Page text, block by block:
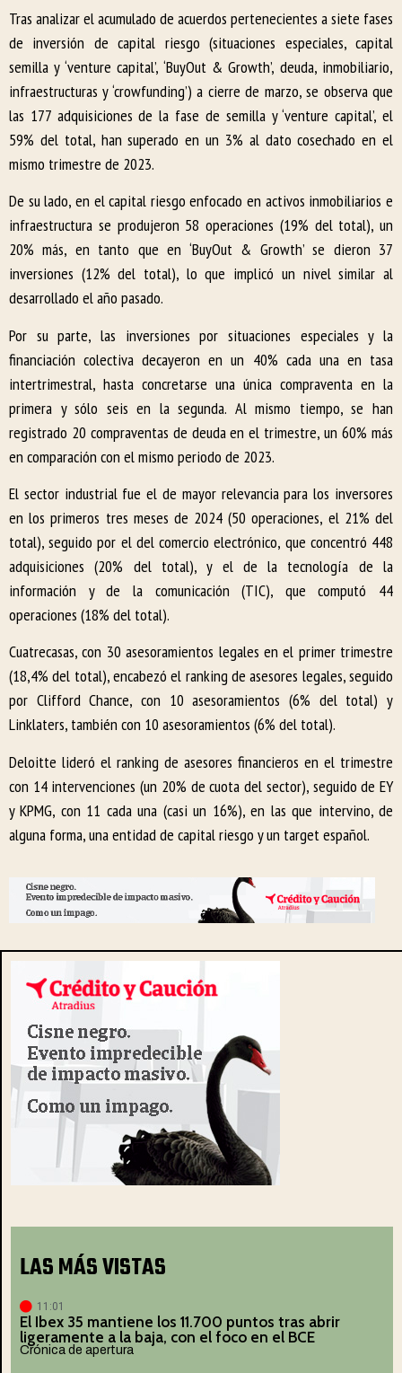
Tras analizar el acumulado de acuerdos pertenecientes a siete fases
de inversión de capital riesgo (situaciones especiales, capital
semilla y ‘venture capital’, ‘BuyOut & Growth’, deuda, inmobiliario,
infraestructuras y ‘crowfunding’) a cierre de marzo, se observa que
las 177 adquisiciones de la fase de semilla y ‘venture capital’, el
59% del total, han superado en un 3% al dato cosechado en el
mismo trimestre de 2023.
De su lado, en el capital riesgo enfocado en activos inmobiliarios e
infraestructura se produjeron 58 operaciones (19% del total), un
20% más, en tanto que en ‘BuyOut & Growth’ se dieron 37
inversiones (12% del total), lo que implicó un nivel similar al
desarrollado el año pasado.
Por su parte, las inversiones por situaciones especiales y la
financiación colectiva decayeron en un 40% cada una en tasa
intertrimestral, hasta concretarse una única compraventa en la
primera y sólo seis en la segunda. Al mismo tiempo, se han
registrado 20 compraventas de deuda en el trimestre, un 60% más
en comparación con el mismo periodo de 2023.
El sector industrial fue el de mayor relevancia para los inversores
en los primeros tres meses de 2024 (50 operaciones, el 21% del
total), seguido por el del comercio electrónico, que concentró 448
adquisiciones (20% del total), y el de la tecnología de la
información y de la comunicación (TIC), que computó 44
operaciones (18% del total).
Cuatrecasas, con 30 asesoramientos legales en el primer trimestre
(18,4% del total), encabezó el ranking de asesores legales, seguido
por Clifford Chance, con 10 asesoramientos (6% del total) y
Linklaters, también con 10 asesoramientos (6% del total).
Deloitte lideró el ranking de asesores financieros en el trimestre
con 14 intervenciones (un 20% de cuota del sector), seguido de EY
y KPMG, con 11 cada una (casi un 16%), en las que intervino, de
alguna forma, una entidad de capital riesgo y un target español.
LAS MÁS VISTAS
11:01
El Ibex 35 mantiene los 11.700 puntos tras abrir
ligeramente a la baja, con el foco en el BCE
Crónica de apertura